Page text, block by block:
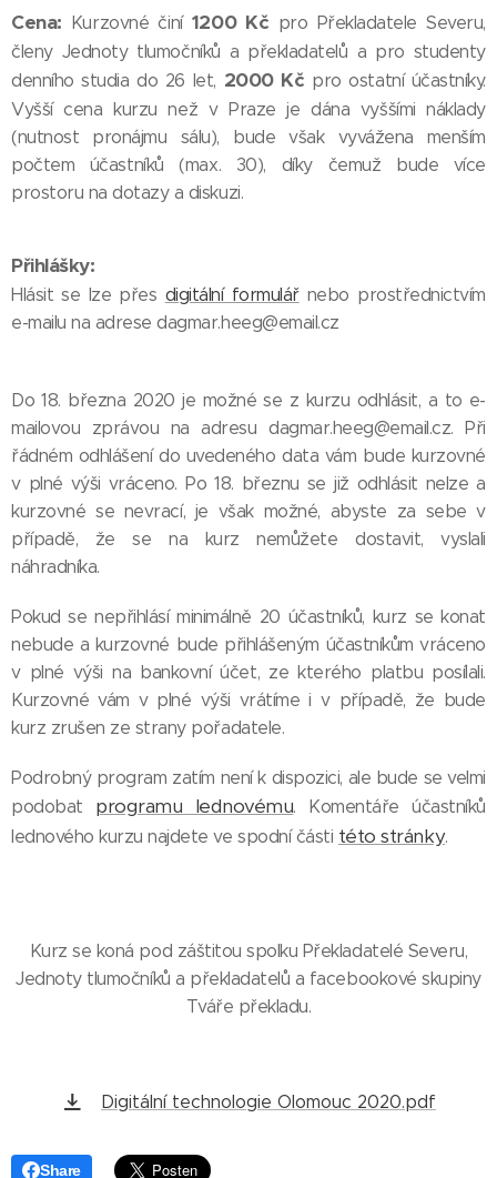
Cena: Kurzovné činí 1200 Kč pro Překladatele Severu,
členy Jednoty tlumočníků a překladatelů a pro studenty
denního studia do 26 let, 2000 Kč pro ostatní účastníky.
Vyšší cena kurzu než v Praze je dána vyššími náklady
(nutnost pronájmu sálu), bude však vyvážena menším
počtem účastníků (max. 30), díky čemuž bude více
prostoru na dotazy a diskuzi.
Přihlášky:
Hlásit se lze přes digitální formulářnebo prostřednictvím
e-mailu na adrese dagmar.heeg@email.cz
Do 18. března 2020 je možné se z kurzu odhlásit, a to e-
mailovou zprávou na adresu dagmar.heeg@email.cz. Při
řádném odhlášení do uvedeného data vám bude kurzovné
v plné výši vráceno. Po 18. březnu se již odhlásit nelze a
kurzovné se nevrací, je však možné, abyste za sebe v
případě, že se na kurz nemůžete dostavit, vyslali
náhradníka.
Pokud se nepřihlásí minimálně 20 účastníků, kurz se konat
nebude a kurzovné bude přihlášeným účastníkům vráceno
v plné výši na bankovní účet, ze kterého platbu posílali.
Kurzovné vám v plné výši vrátíme i v případě, že bude
kurz zrušen ze strany pořadatele.
Podrobný program zatím není k dispozici, ale bude se velmi
podobat programu lednovému. Komentáře účastníků
lednového kurzu najdete ve spodní části této stránky.
Kurz se koná pod záštitou spolku Překladatelé Severu,
Jednoty tlumočníků a překladatelů a facebookové skupiny
Tváře překladu.
Digitální technologie Olomouc 2020.pdf
Share